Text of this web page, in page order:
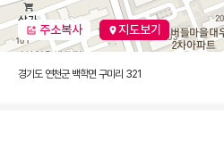
주소복사 지도보기
경기도 연천군 백학면 구미리 321